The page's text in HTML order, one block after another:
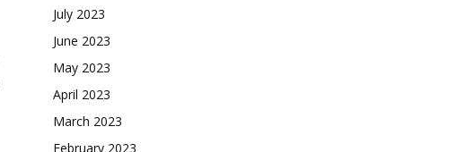
July 2023
June 2023
May 2023
April 2023
March 2023
February 2023